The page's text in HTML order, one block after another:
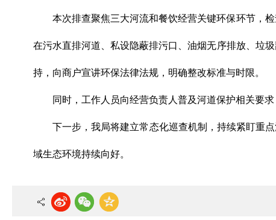
本次排查聚焦三大河流和餐饮经营关键环保环节，
在污水直排河道、私设隐蔽排污口、油烟无序排放、垃
持，向商户宣讲环保法律法规，明确整改标准与时限。
同时，工作人员向经营负责人普及河道保护相关要
下一步，我局将建立常态化巡查机制，持续紧盯重
域生态环境持续向好。